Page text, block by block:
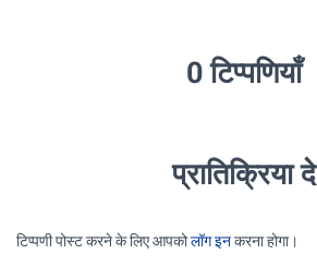
0 टिप्पणियाँ
प्रातिक्रिया दे
टिप्पणी पोस्ट करने के लिए आपकोलॉग इनकरना होगा।